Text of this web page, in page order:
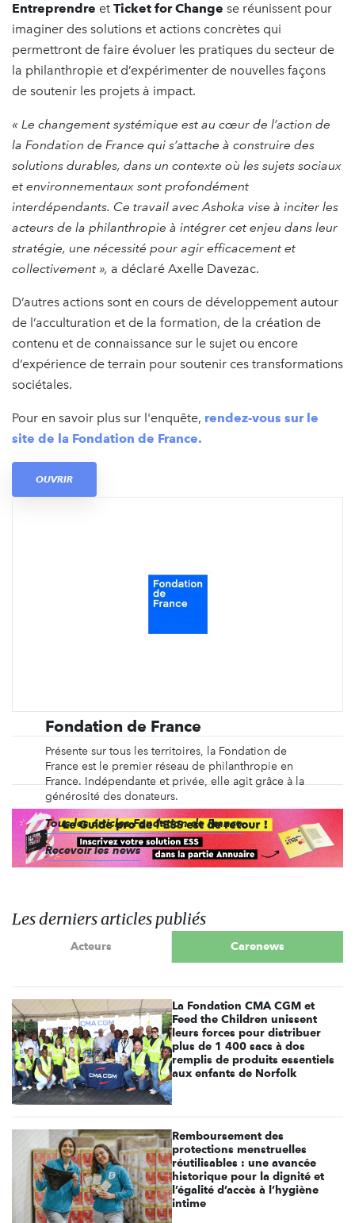
Entreprendre et Ticket for Change se réunissent pour
imaginer des solutions et actions concrètes qui
permettront de faire évoluer les pratiques du secteur de
la philanthropie et d’expérimenter de nouvelles façons
de soutenir les projets à impact.
« Le changement systémique est au cœur de l’action de
la Fondation de France qui s’attache à construire des
solutions durables, dans un contexte où les sujets sociaux
et environnementaux sont profondément
interdépendants. Ce travail avec Ashoka vise à inciter les
acteurs de la philanthropie à intégrer cet enjeu dans leur
stratégie, une nécessité pour agir efficacement et
collectivement », a déclaré Axelle Davezac.
D’autres actions sont en cours de développement autour
de l’acculturation et de la formation, de la création de
contenu et de connaissance sur le sujet ou encore
d’expérience de terrain pour soutenir ces transformations
sociétales.
Pour en savoir plus sur l'enquête, rendez-vous sur le
site de la Fondation de France.
OUVRIR
Fondation de France
Présente sur tous les territoires, la Fondation de
France est le premier réseau de philanthropie en
France. Indépendante et privée, elle agit grâce à la
générosité des donateurs.
Tous les articles Fondation de France
Recevoir les news
Les derniers articles publiés
Acteurs Carenews
La Fondation CMA CGM et
Feed the Children unissent
leurs forces pour distribuer
plus de 1 400 sacs à dos
remplis de produits essentiels
aux enfants de Norfolk
Remboursement des
protections menstruelles
réutilisables : une avancée
historique pour la dignité et
l’égalité d’accès à l’hygiène
intime